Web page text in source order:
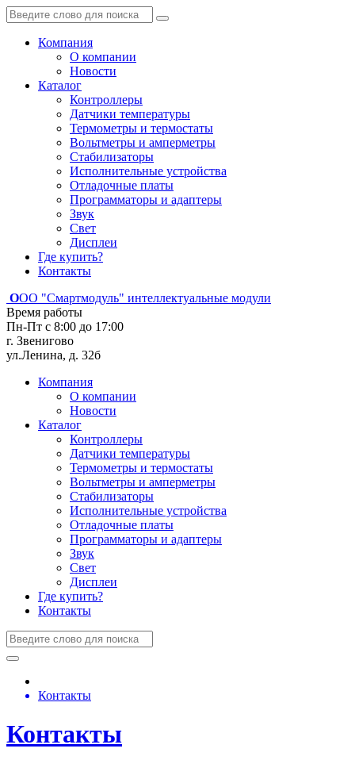
Компания
О компании
Новости
Каталог
Контроллеры
Датчики температуры
Термометры и термостаты
Вольтметры и амперметры
Стабилизаторы
Исполнительные устройства
Отладочные платы
Программаторы и адаптеры
Звук
Свет
Дисплеи
Где купить?
Контакты
ООО "Смартмодуль" интеллектуальные модули
Время работы
Пн-Пт с 8:00 до 17:00
г. Звенигово
ул.Ленина, д. 32б
Компания
О компании
Новости
Каталог
Контроллеры
Датчики температуры
Термометры и термостаты
Вольтметры и амперметры
Стабилизаторы
Исполнительные устройства
Отладочные платы
Программаторы и адаптеры
Звук
Свет
Дисплеи
Где купить?
Контакты
Контакты
Контакты